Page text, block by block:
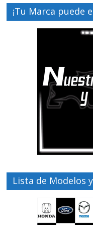
¡Tu Marca puede
Lista de Modelos